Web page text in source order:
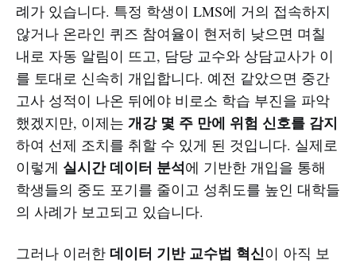
례가 있습니다. 특정 학생이 LMS에 거의 접속하지
않거나 온라인 퀴즈 참여율이 현저히 낮으면 며칠
내로 자동 알림이 뜨고, 담당 교수와 상담교사가 이
를 토대로 신속히 개입합니다. 예전 같았으면 중간
고사 성적이 나온 뒤에야 비로소 학습 부진을 파악
했겠지만, 이제는 개강 몇 주 만에 위험 신호를 감지
하여 선제 조치를 취할 수 있게 된 것입니다. 실제로
이렇게 실시간 데이터 분석에 기반한 개입을 통해
학생들의 중도 포기를 줄이고 성취도를 높인 대학들
의 사례가 보고되고 있습니다.
그러나 이러한 데이터 기반 교수법 혁신이 아직 보